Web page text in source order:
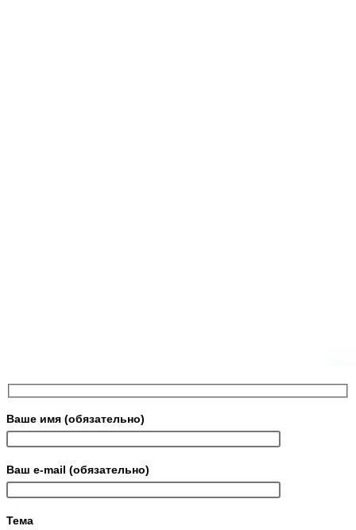
Ваше имя (обязательно)
Ваш e-mail (обязательно)
Тема